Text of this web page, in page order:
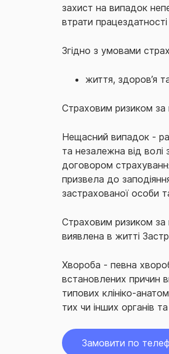
захист на випадок
втрати працездатності
Згідно з умовами
життя, здоров’я
Страховим ризиком за
Нещасний випадок -
та незалежна від волі
договором
призвела до
застрахованої особи
Страховим ризиком
виявлена в житті
Хвороба - певна
встановлених причин
типових клініко-
тих чи інших органів
Замовити по